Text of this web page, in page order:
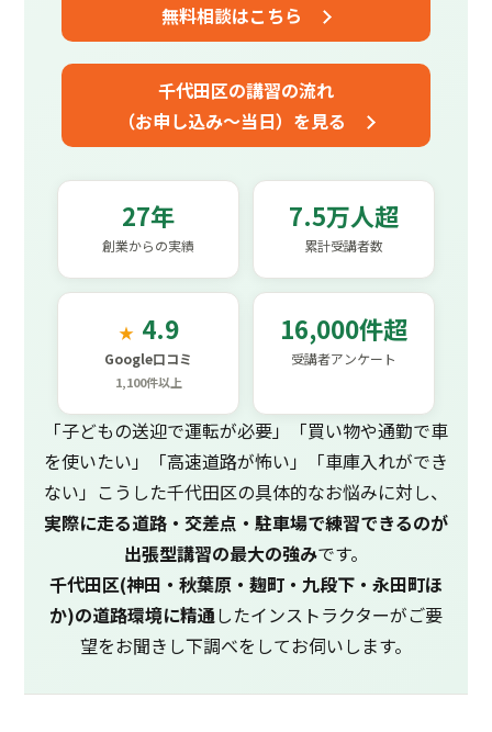
無料相談はこちら
千代田区の講習の流れ
（お申し込み～当日）を見る
27年
創業からの実績
7.5万人超
累計受講者数
★ 4.9
Google口コミ
1,100件以上
16,000件超
受講者アンケート
「子どもの送迎で運転が必要」「買い物や通勤で車
を使いたい」「高速道路が怖い」「車庫入れができ
ない」こうした千代田区の具体的なお悩みに対し、
実際に走る道路・交差点・駐車場で練習できるのが
出張型講習の最大の強みです。
千代田区(神田・秋葉原・麹町・九段下・永田町ほ
か)の道路環境に精通したインストラクターがご要
望をお聞きし下調べをしてお伺いします。